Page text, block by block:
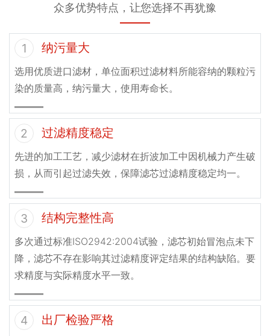
众多优势特点，让您选择不再犹豫
1 纳污量大
选用优质进口滤材，单位面积过滤材料所能容纳的颗粒污
染的质量高，纳污量大，使用寿命长。
2 过滤精度稳定
先进的加工工艺，减少滤材在折波加工中因机械力产生破
损，从而引起过滤失效，保障滤芯过滤精度稳定均一。
3 结构完整性高
多次通过标准ISO2942:2004试验，滤芯初始冒泡点未下
降，滤芯不存在影响其过滤精度评定结果的结构缺陷。要
求精度与实际精度水平一致。
4 出厂检验严格